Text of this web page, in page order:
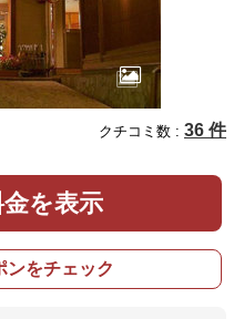
クチコミ数 : 36 件
を表示
ンをチェック